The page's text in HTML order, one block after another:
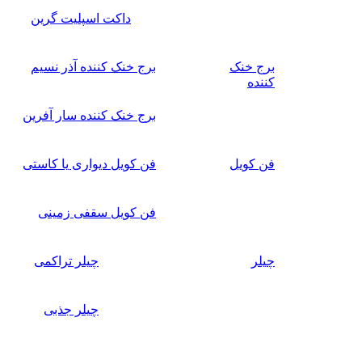
داکت اسپلیت گرین
برج خنک
کننده
برج خنک کننده آذر نسیم
برج خنک کننده سار آفرین
فن کویل فن کویل دیواری یا کاستی
فن کویل سقفی زمینی
چیلر چیلر تراکمی
چیلر جذبی